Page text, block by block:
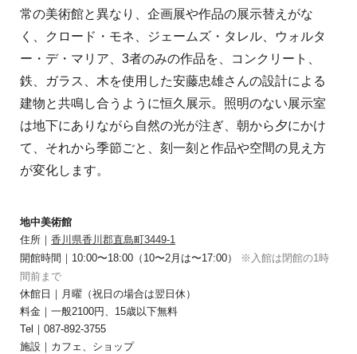
常の美術館と異なり、企画展や作品の展示替えがな
く、クロード・モネ、ジェームズ・タレル、ウォルタ
ー・デ・マリア、3者のみの作品を、コンクリート、
鉄、ガラス、木を使用した安藤忠雄さんの設計による
建物と共鳴し合うように恒久展示。照明のない展示室
は地下にありながら自然の光が注ぎ、朝から夕にかけ
て、それから季節ごと、刻一刻と作品や空間の見え方
が変化します。
地中美術館
住所｜ 香川県香川郡直島町3449-1
開館時間｜10:00〜18:00（10〜2月は〜17:00）
※入館は閉館の1時
間前まで
休館日｜月曜（祝日の場合は翌日休）
料金｜一般2100円、15歳以下無料
Tel｜087-892-3755
施設｜カフェ、ショップ